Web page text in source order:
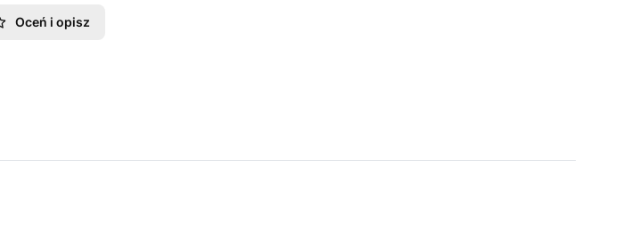
Oceń i opisz